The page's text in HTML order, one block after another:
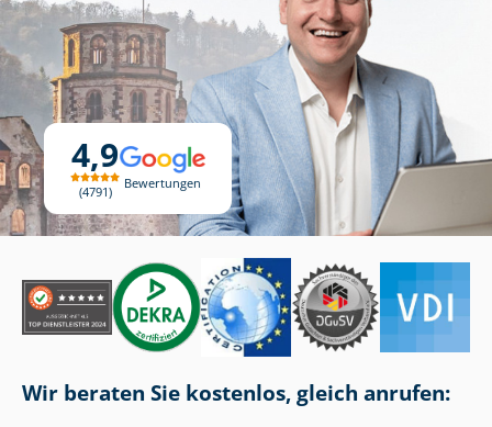
4,9
4791
Bewertungen
Wir beraten Sie kostenlos, gleich anrufen: